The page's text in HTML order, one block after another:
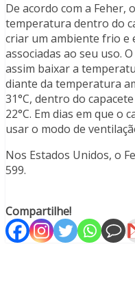
De acordo com a
temperatura dentro do
criar um ambiente frio e
associadas ao seu uso.
assim baixar a
diante da temperatura
31°C, dentro do
22°C. Em dias em que o
usar o modo de
Nos Estados Unidos, o
599.
Compartilhe!